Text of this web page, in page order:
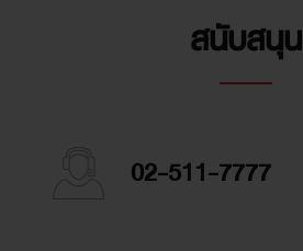
น้ำหนัก (กก.)
สนับสนุน
02-511-7777